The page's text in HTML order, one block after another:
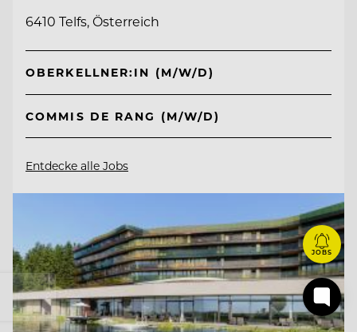
6410 Telfs, Österreich
OBERKELLNER:IN (M/W/D)
COMMIS DE RANG (M/W/D)
Entdecke alle Jobs
JOBS